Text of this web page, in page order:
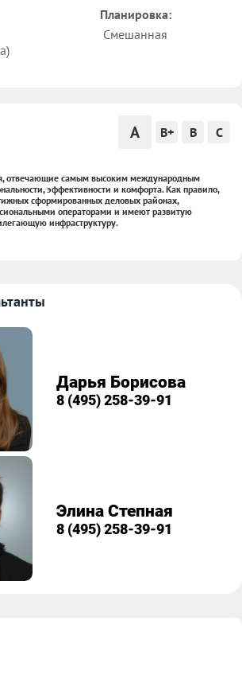
Планировка:
Смешанная
A B+ B C
отвечающие самым высоким международным
эффективности и комфорта. Как правило,
сформированных деловых районах,
операторами и имеют развитую
инфраструктуру.
Дарья Борисова
8 (495) 258-39-91
Элина Степная
8 (495) 258-39-91